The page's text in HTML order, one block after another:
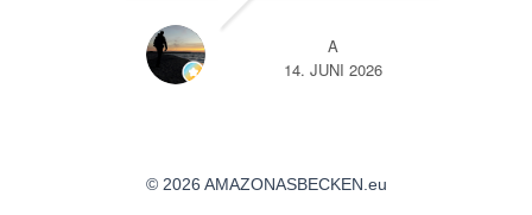
14. JUNI 2026
© 2026 AMAZONASBECKEN.eu